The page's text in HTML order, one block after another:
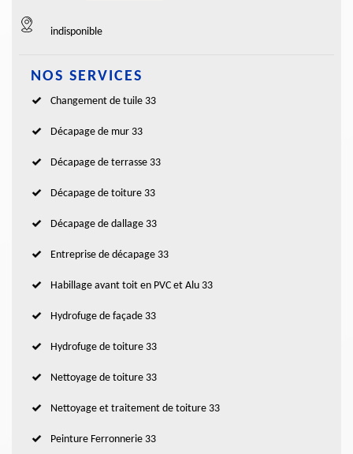
indisponible
NOS SERVICES
Changement de tuile 33
Décapage de mur 33
Décapage de terrasse 33
Décapage de toiture 33
Décapage de dallage 33
Entreprise de décapage 33
Habillage avant toit en PVC et Alu 33
Hydrofuge de façade 33
Hydrofuge de toiture 33
Nettoyage de toiture 33
Nettoyage et traitement de toiture 33
Peinture Ferronnerie 33